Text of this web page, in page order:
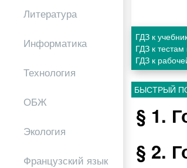
Литература
Информатика
Технология
ОБЖ
Экология
Французский язык
ГДЗ к
ГДЗ к
ГДЗ к
БЫСТРЫЙ
§ 1.
§ 2.